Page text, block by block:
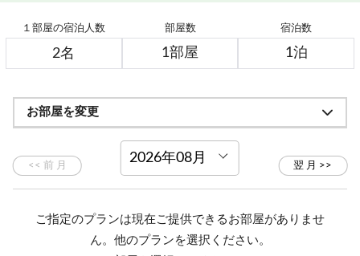
１部屋の宿泊人数 部屋数 宿泊数
お部屋を変更
ご指定のプランは現在ご提供できるお部屋がありませ
ん。他のプランを選択ください。